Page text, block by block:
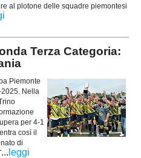
al plotone delle squadre piemontesi
Terza Categoria:
Piemonte
Nella
per 4-1
così il
di
... leggi